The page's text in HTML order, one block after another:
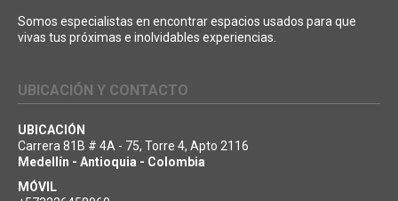
Somos especialistas en encontrar espacios usados para que
vivas tus próximas e inolvidables experiencias.
UBICACIÓN
Carrera 81B # 4A - 75, Torre 4, Apto 2116
Medellín - Antioquia - Colombia